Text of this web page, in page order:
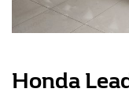
Honda